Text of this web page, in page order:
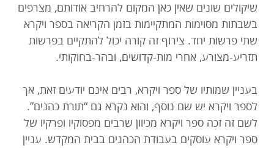
שיקולים שונים שאין כאן המקום להרחיב אודותם, מצרפים
בשבתות מסוימות המתקיימות בזמן הקריאה בספר ויקרא
שתי פרשות יחד. צירוף זה קורה יכול להתקיים בפרשות
תזריע-מצורע, אחרי מות-קדושים, ובהר-בחוקותי.
בעניין שמותיו של ספר ויקרא, רבים אינם יודעים זאת, אך
לספר ויקרא יש שם נוסף, והוא נקרא גם “תורת כהנים”.
לשם זה זכה ספר ויקרא מכיוון שרבים מפסוקיו ופרקיו של
ספר ויקרא עוסקים בעבודת הכהנים בבית המקדש. עניין